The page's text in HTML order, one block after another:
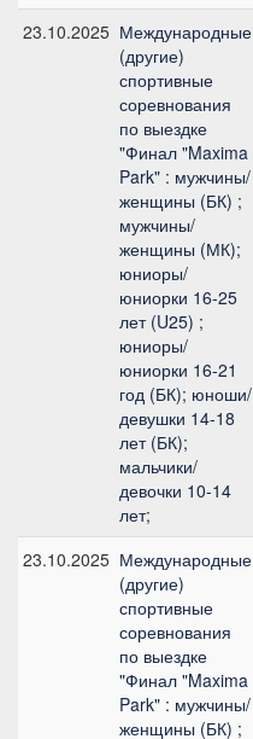
23.10.2025 Международные
(другие)
спортивные
соревнования
по выездке
"Финал "Maxima
Park" : мужчины/
женщины (БК) ;
мужчины/
женщины (МК);
юниоры/
юниорки 16-25
лет (U25) ;
юниоры/
юниорки 16-21
год (БК); юноши/
девушки 14-18
лет (БК);
мальчики/
девочки 10-14
лет;
23.10.2025 Международные
(другие)
спортивные
соревнования
по выездке
"Финал "Maxima
Park" : мужчины/
женщины (БК) ;